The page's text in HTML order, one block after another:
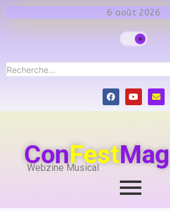
6 août 2026
ConFestMag
Webzine Musical